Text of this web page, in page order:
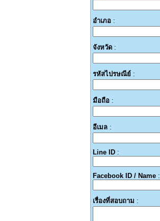
อำเภอ:
จังหวัด:
รหัสไปรษณีย์ :
มือถือ:
อีเมล:
Line ID:
Facebook ID / Name:
เรื่องที่สอบถาม :